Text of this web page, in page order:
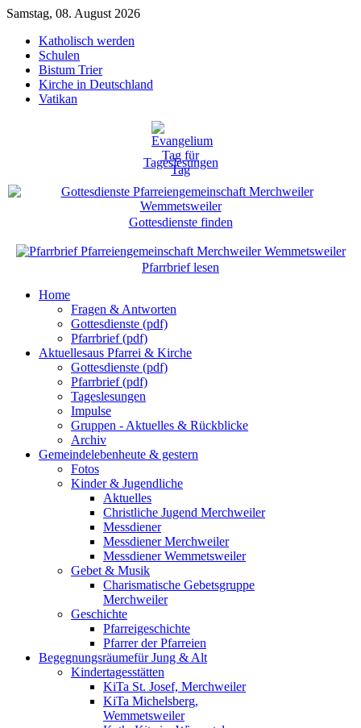
Samstag, 08. August 2026
Katholisch werden
Schulen
Bistum Trier
Kirche in Deutschland
Vatikan
Tageslesungen
Gottesdienste finden
Pfarrbrief lesen
Home
Fragen & Antworten
Gottesdienste (pdf)
Pfarrbrief (pdf)
Aktuellesaus Pfarrei & Kirche
Gottesdienste (pdf)
Pfarrbrief (pdf)
Tageslesungen
Impulse
Gruppen - Aktuelles & Rückblicke
Archiv
Gemeindelebenheute & gestern
Fotos
Kinder & Jugendliche
Aktuelles
Christliche Jugend Merchweiler
Messdiener
Messdiener Merchweiler
Messdiener Wemmetsweiler
Gebet & Musik
Charismatische Gebetsgruppe
Merchweiler
Geschichte
Pfarreigeschichte
Pfarrer der Pfarreien
Begegnungsräumefür Jung & Alt
Kindertagesstätten
KiTa St. Josef, Merchweiler
KiTa Michelsberg,
Wemmetsweiler